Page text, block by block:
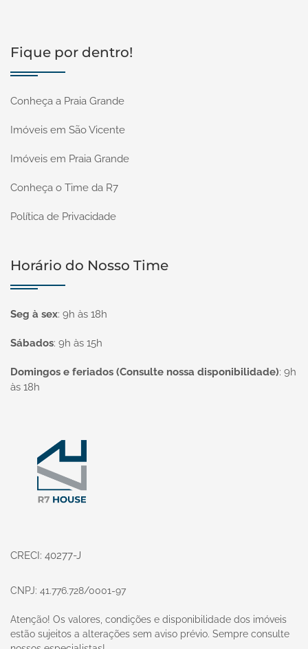
Fique por dentro!
Conheça a Praia Grande
Imóveis em São Vicente
Imóveis em Praia Grande
Conheça o Time da R7
Política de Privacidade
Horário do Nosso Time
Seg à sex: 9h às 18h
Sábados: 9h às 15h
Domingos e feriados (Consulte nossa disponibilidade): 9h
às 18h
CRECI: 40277-J
CNPJ: 41.776.728/0001-97
Atenção! Os valores, condições e disponibilidade dos imóveis
estão sujeitos a alterações sem aviso prévio. Sempre consulte